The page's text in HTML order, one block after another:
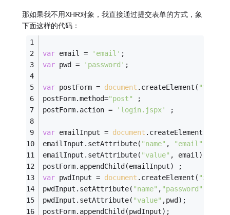
那如果我不用XHR对象，我直接通过提交表单的方式，象
下面这样的代码：
var email = 'email' ;
var pwd = 'password' ;
var postForm = document .createElement( "form"
postForm.method="post"
;
postForm.action =
'login.jspx' ;
var emailInput = document .createElement(
emailInput.setAttribute( "name" , "email"
emailInput.setAttribute( "value" , email);
postForm.appendChild(emailInput) ;
var pwdInput = document .createElement( "input"
pwdInput.setAttribute( "name" , "password"
pwdInput.setAttribute( "value" ,pwd);
postForm.appendChild(pwdInput);